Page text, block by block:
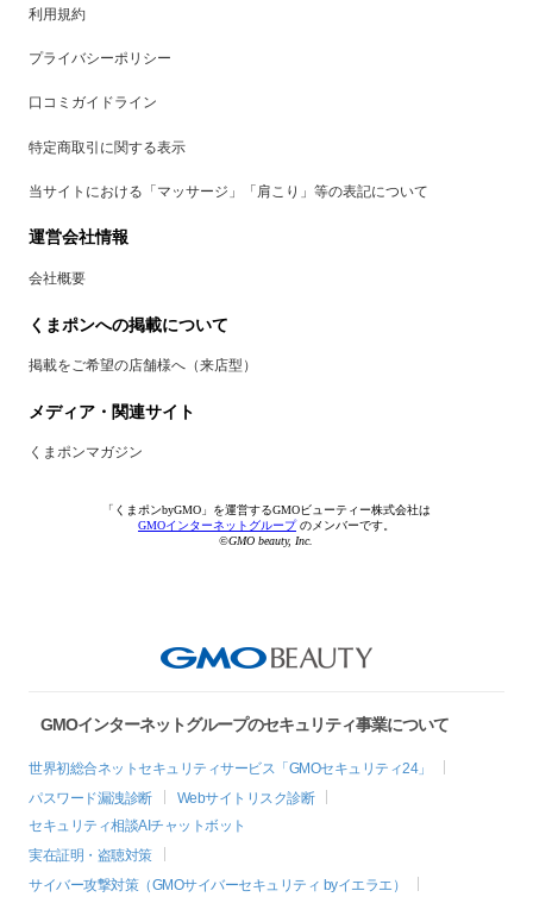
利用規約
プライバシーポリシー
口コミガイドライン
特定商取引に関する表示
当サイトにおける「マッサージ」「肩こり」等の表記について
運営会社情報
会社概要
くまポンへの掲載について
掲載をご希望の店舗様へ（来店型）
メディア・関連サイト
くまポンマガジン
「くまポンbyGMO」を運営するGMOビューティー株式会社は
GMOインターネットグループのメンバーです。
©GMO beauty, Inc.
GMOインターネットグループのセキュリティ事業について
世界初総合ネットセキュリティサービス「GMOセキュリティ24」
パスワード漏洩診断
Webサイトリスク診断
セキュリティ相談AIチャットボット
実在証明・盗聴対策
サイバー攻撃対策（GMOサイバーセキュリティ byイエラエ）